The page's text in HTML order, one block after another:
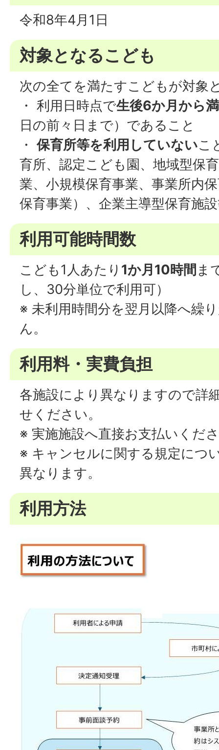
令和8年4月1日
対象となるこども
次の全てを満たすこどもが対象
・ 利用日時点で生後6か月から
日の前々日まで）であること
・保育所等を利用していないこ
育所、認定こども園、地域型保
業、小規模保育事業、事業所内
保育事業）、企業主導型保育施
利用可能時間数
こども1人あたり 1か月10時間 ま
し、30分単位で利用可）
※ 未利用時間分を翌月以降へ繰
ん。
利用料・実費負担
各施設により異なりますので詳
せください。
※ 実施施設へ直接お支払いくだ
※ キャンセルに関する規定につ
異なります。
利用方法